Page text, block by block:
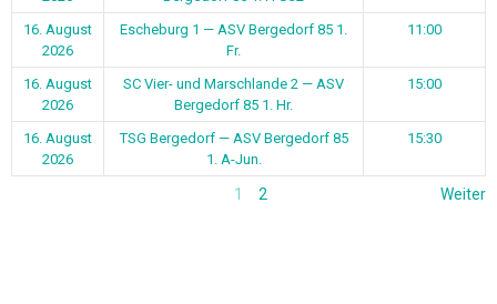
16. August
2026
Escheburg 1 — ASV Bergedorf 85 1.
Fr.
11:00
16. August
2026
SC Vier- und Marschlande 2 — ASV
Bergedorf 85 1. Hr.
15:00
16. August
2026
TSG Bergedorf — ASV Bergedorf 85
1. A-Jun.
15:30
1 2 Weiter